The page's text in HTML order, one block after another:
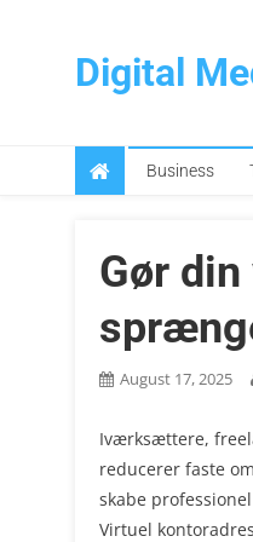
Digital
Business
Gør
August 17, 2025
Iværksættere,
reducerer faste
skabe
Virtuel